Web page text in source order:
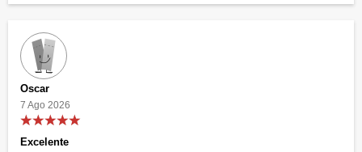
Oscar
7 Ago 2026
Excelente